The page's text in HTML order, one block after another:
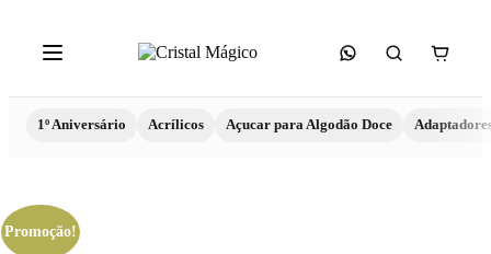
1º Aniversário Acrílicos Açucar para Algodão Doce
Promoção!